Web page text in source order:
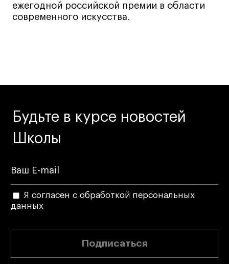
Онлайн-программы
Современная живопись
Маркетинг
Мода
Маркетинг
Иллюстрация
ежегодной российской премии в области
современного искусства.
Будьте в курсе новостей
Школы
Я согласен с обработкой персональных
данных
Подписаться